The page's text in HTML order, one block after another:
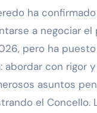
a negociar
pero ha
abordar con rigor
asuntos
el Concello.